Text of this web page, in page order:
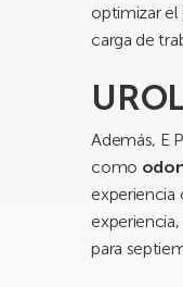
optimizar
carga de
Además, E
como
para